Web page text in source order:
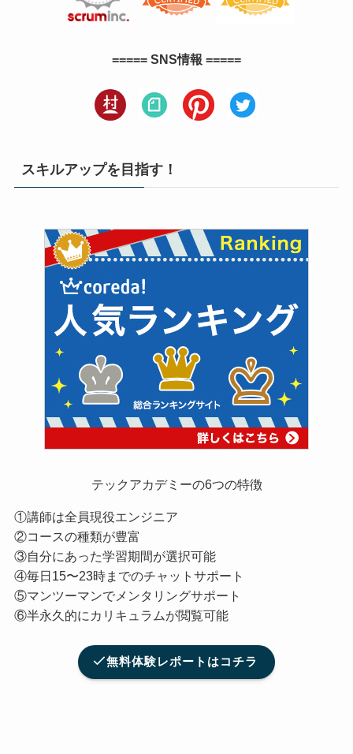
===== SNS情報 =====
スキルアップを目指す！
テックアカデミーの6つの特徴
①講師は全員現役エンジニア
②コースの種類が豊富
③自分にあった学習期間が選択可能
④毎日15〜23時までのチャットサポート
⑤マンツーマンでメンタリングサポート
⑥半永久的にカリキュラムが閲覧可能
無料体験レポートはコチラ